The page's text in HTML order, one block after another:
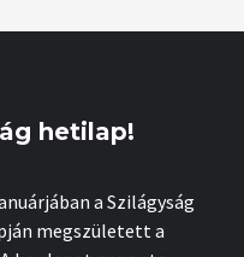
hetilap!
a Szilágyság
megszületett a